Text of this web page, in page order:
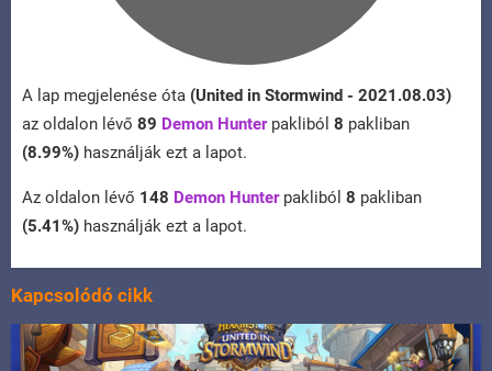
A lap megjelenése óta (United in Stormwind - 2021.08.03)
az oldalon lévő 89 Demon Hunterpakliból 8 pakliban
(8.99%) használják ezt a lapot.
Az oldalon lévő 148 Demon Hunterpakliból 8 pakliban
(5.41%) használják ezt a lapot.
Kapcsolódó cikk